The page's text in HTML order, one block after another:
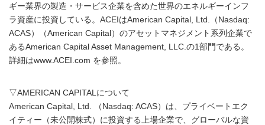
ギー業界の製造・サービス企業を含めた世界のエネルギーインフ
ラ資産に投資している。ACEIはAmerican Capital, Ltd.（Nasdaq:
ACAS）（American Capital）のアセットマネジメント系列企業で
あるAmerican Capital Asset Management, LLC.の1部門である。
詳細はwww.ACEI.com を参照。
▽AMERICAN CAPITALについて
American Capital, Ltd. （Nasdaq: ACAS）は、プライベートエク
イティー（未公開株式）に投資する上場企業で、グローバルな資